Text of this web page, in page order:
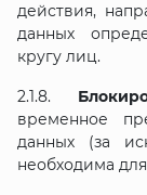
действия,
данных
кругу лиц.
2.1.8.
временное
данных (за
необходима